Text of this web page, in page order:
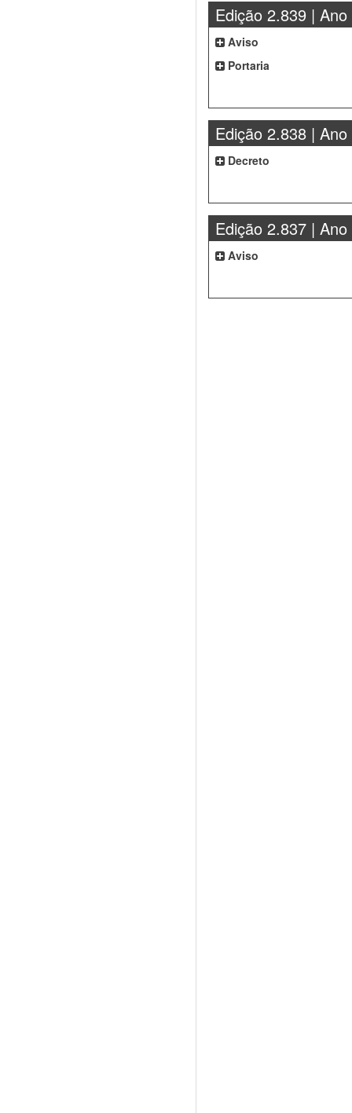
Edição 2.839 | Ano
Aviso
Portaria
Edição 2.838 | Ano
Decreto
Edição 2.837 | Ano
Aviso